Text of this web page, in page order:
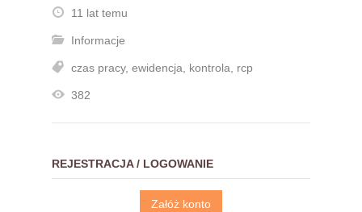
11 lat temu
Informacje
czas pracy, ewidencja kontrola rcp
382
REJESTRACJA / LOGOWANIE
Załóż konto